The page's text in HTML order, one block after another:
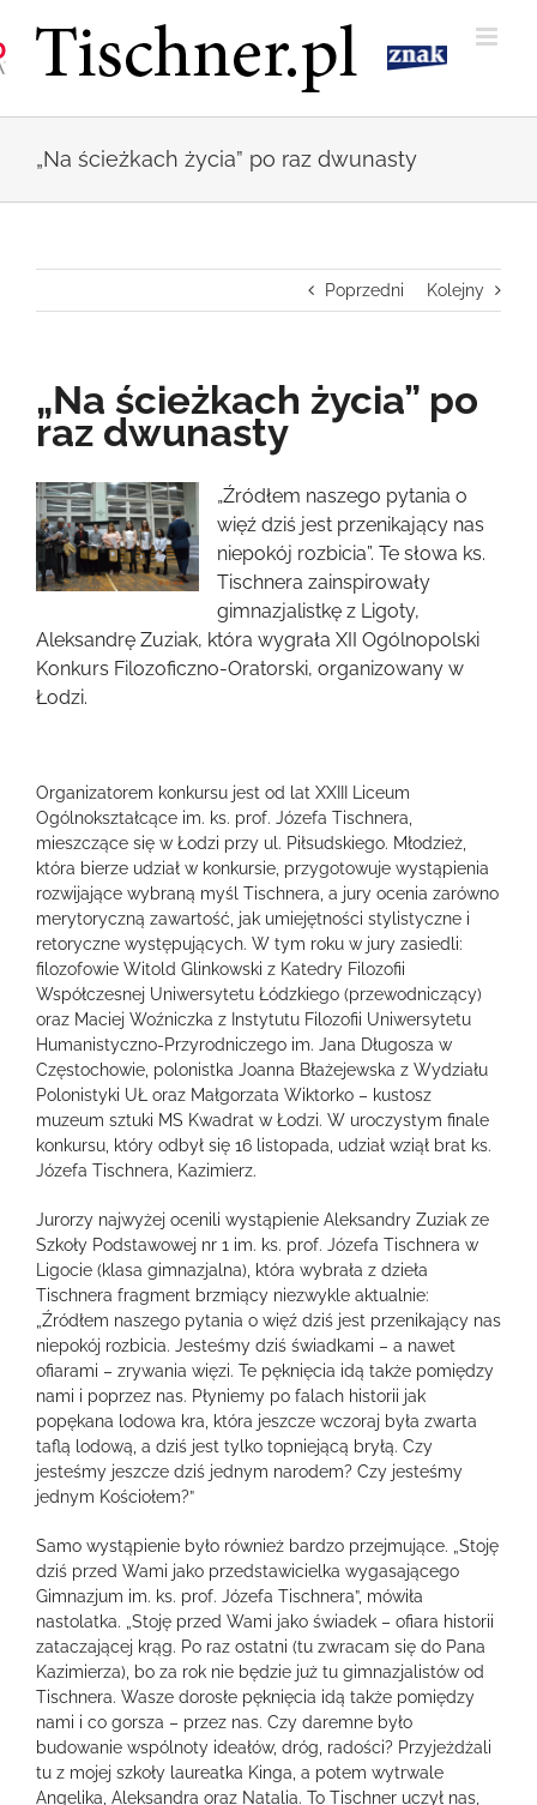
zawartości
„Na ścieżkach życia” po raz dwunasty
Poprzedni Kolejny
„Na ścieżkach życia” po
raz dwunasty
Pokaż
większy
obrazek
„Źródłem naszego pytania o
więź dziś jest przenikający nas
niepokój rozbicia”. Te słowa ks.
Tischnera zainspirowały
gimnazjalistkę z Ligoty,
Aleksandrę Zuziak, która wygrała XII Ogólnopolski
Konkurs Filozoficzno-Oratorski, organizowany w
Łodzi.
Organizatorem konkursu jest od lat XXIII Liceum
Ogólnokształcące im. ks. prof. Józefa Tischnera,
mieszczące się w Łodzi przy ul. Piłsudskiego. Młodzież,
która bierze udział w konkursie, przygotowuje wystąpienia
rozwijające wybraną myśl Tischnera, a jury ocenia zarówno
merytoryczną zawartość, jak umiejętności stylistyczne i
retoryczne występujących. W tym roku w jury zasiedli:
filozofowie Witold Glinkowski z Katedry Filozofii
Współczesnej Uniwersytetu Łódzkiego (przewodniczący)
oraz Maciej Woźniczka z Instytutu Filozofii Uniwersytetu
Humanistyczno-Przyrodniczego im. Jana Długosza w
Częstochowie, polonistka Joanna Błażejewska z Wydziału
Polonistyki UŁ oraz Małgorzata Wiktorko – kustosz
muzeum sztuki MS Kwadrat w Łodzi. W uroczystym finale
konkursu, który odbył się 16 listopada, udział wziął brat ks.
Józefa Tischnera, Kazimierz.
Jurorzy najwyżej ocenili wystąpienie Aleksandry Zuziak ze
Szkoły Podstawowej nr 1 im. ks. prof. Józefa Tischnera w
Ligocie (klasa gimnazjalna), która wybrała z dzieła
Tischnera fragment brzmiący niezwykle aktualnie:
„Źródłem naszego pytania o więź dziś jest przenikający nas
niepokój rozbicia. Jesteśmy dziś świadkami – a nawet
ofiarami – zrywania więzi. Te pęknięcia idą także pomiędzy
nami i poprzez nas. Płyniemy po falach historii jak
popękana lodowa kra, która jeszcze wczoraj była zwarta
taflą lodową, a dziś jest tylko topniejącą bryłą. Czy
jesteśmy jeszcze dziś jednym narodem? Czy jesteśmy
jednym Kościołem?”
Samo wystąpienie było również bardzo przejmujące. „Stoję
dziś przed Wami jako przedstawicielka wygasającego
Gimnazjum im. ks. prof. Józefa Tischnera”, mówiła
nastolatka. „Stoję przed Wami jako świadek – ofiara historii
zataczającej krąg. Po raz ostatni (tu zwracam się do Pana
Kazimierza), bo za rok nie będzie już tu gimnazjalistów od
Tischnera. Wasze dorosłe pęknięcia idą także pomiędzy
nami i co gorsza – przez nas. Czy daremne było
budowanie wspólnoty ideałów, dróg, radości? Przyjeżdżali
tu z mojej szkoły laureatka Kinga, a potem wytrwale
Angelika, Aleksandra oraz Natalia. To Tischner uczył nas,